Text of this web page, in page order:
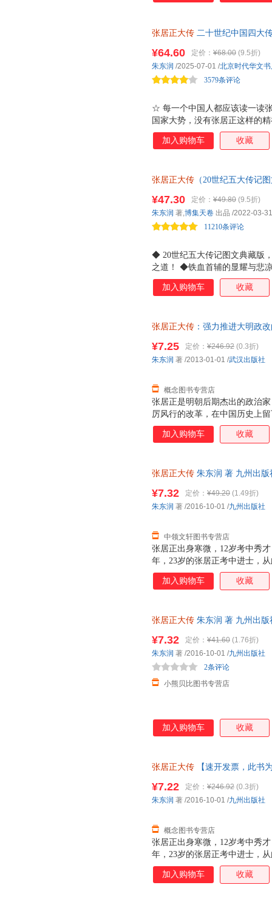
张居正大传 二十世纪中国四大
☆ 每一个中国人都应该读一读
国家大势，没有张居正这样的
第踏入仕途，到五十八岁功业
登极首辅，位极人臣，家国琐
是治国安邦；清丈土地、限制
说： 使吾为刽子手，吾亦不离
固然不是禽兽，但是他也并不
同
¥64.60 定价： ¥68.00 (9.5折)
3579条评论
朱东润 /2025-07-01 /北京时代华文
加入购物车 收藏
张居正大传 （20世纪五大传记
动魄的时代变迁史诗。
◆ 20世纪五大传记图文典藏版
之道！ ◆铁血首辅的显耀与悲
代变迁史诗。 ◆张居正是实现
人物，本书再现了其在险恶官
一段惊心动魄的历史和时代变
¥47.30 定价： ¥49.80 (9.5折)
11210条评论
朱东润 著,博集天卷 出品 /2022-03-31
加入购物车 收藏
张居正大传 ：强力推进大明政
张居正是明朝后期杰出的政治
厉风行的改革，在中国历史上
个普通家庭起步，少时聪颖过
到忍耐蛰伏再到春风得意，最
由传记理论研究转入传记文学
不事颂扬”，写就了这部波澜壮
¥7.25 定价： ¥246.92 (0.3折)
概念图书专营店
朱东润 著 /2013-01-01 /武汉出版社
加入购物车 收藏
张居正大传 朱东润 著 九州出
张居正出身寒微，12岁考中秀
年，23岁的张居正考中进士，
一只冷静的豹子，官场失意时
略和魄力，精准地抓住每一次
的神宗登基。帝王年幼，无法
张居正由此成为大明首辅，位
济，清丈田地，推行“一条鞭法
畅通无阻；他平定叛乱
¥7.32 定价： ¥49.20 (1.49折)
中领文轩图书专营店
朱东润 著 /2016-10-01 /九州出版社
加入购物车 收藏
张居正大传 朱东润 著 九州出
¥7.32 定价： ¥41.60 (1.76折)
小熊贝比图书专营店
2条评论
朱东润 著 /2016-10-01 /九州出版社
加入购物车 收藏
张居正大传 【速开发票，此书
张居正出身寒微，12岁考中秀
年，23岁的张居正考中进士，
一只冷静的豹子，官场失意时
略和魄力，精准地抓住每一次
¥7.22 定价： ¥246.92 (0.3折)
概念图书专营店
朱东润 著 /2016-10-01 /九州出版社
加入购物车 收藏